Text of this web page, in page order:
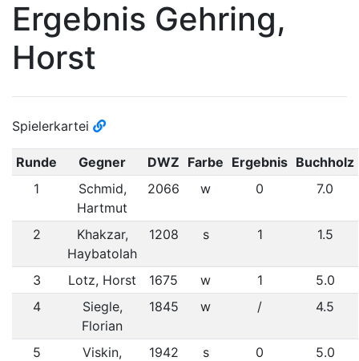
Ergebnis Gehring,
Horst
Spielerkartei
Runde Gegner DWZ Farbe Ergebnis Buchholz
1
Schmid,
Hartmut
2066 w 0 7.0
2
Khakzar,
Haybatolah
1208 s 1 1.5
3 Lotz, Horst 1675 w 1
5.0
4
Siegle,
Florian
1845 w / 4.5
5
Viskin,
1942 s 0 5.0